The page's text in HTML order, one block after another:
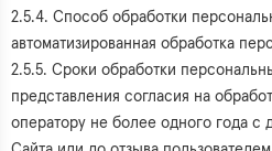
2.5.4. Способ обработки
автоматизированная обработка
2.5.5. Сроки обработки
представления согласия на
оператору не более одного года